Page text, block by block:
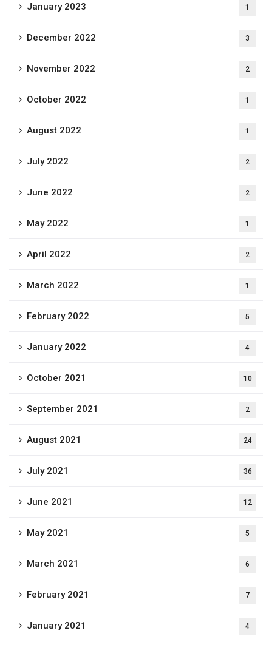
January 2023 1
December 2022 3
November 2022 2
October 2022 1
August 2022 1
July 2022 2
June 2022 2
May 2022 1
April 2022 2
March 2022 1
February 2022 5
January 2022 4
October 2021 10
September 2021 2
August 2021 24
July 2021 36
June 2021 12
May 2021 5
March 2021 6
February 2021 7
January 2021 4